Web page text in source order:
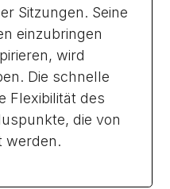
Sitzungen. Seine
einzubringen
wird
Die schnelle
Flexibilität des
die von
werden.